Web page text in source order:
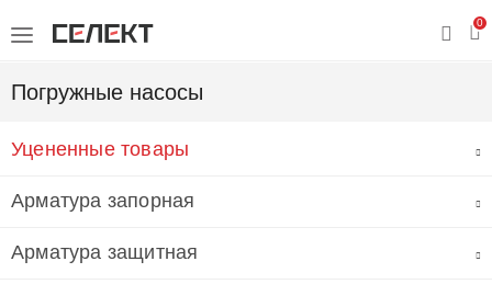
0
Погружные насосы
Уцененные товары
Арматура запорная
Арматура защитная